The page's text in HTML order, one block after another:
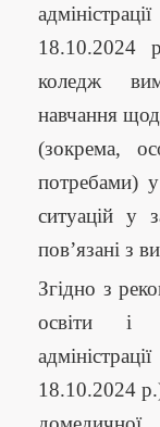
18.10.2024
коледж
навчання
(зокрема,
потребами)
ситуацій у
пов’язані з
Згідно з
освіти і
18.10.2024